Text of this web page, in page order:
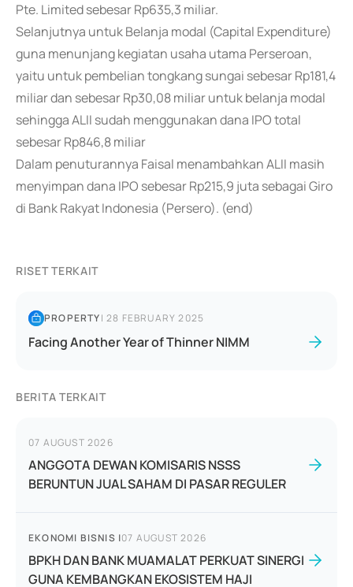
Pte. Limited sebesar Rp635,3 miliar.
Selanjutnya untuk Belanja modal (Capital Expenditure)
guna menunjang kegiatan usaha utama Perseroan,
yaitu untuk pembelian tongkang sungai sebesar Rp181,4
miliar dan sebesar Rp30,08 miliar untuk belanja modal
sehingga ALII sudah menggunakan dana IPO total
sebesar Rp846,8 miliar
Dalam penuturannya Faisal menambahkan ALII masih
menyimpan dana IPO sebesar Rp215,9 juta sebagai Giro
di Bank Rakyat Indonesia (Persero). (end)
RISET TERKAIT
PROPERTY|28 FEBRUARY 2025
Facing Another Year of Thinner NIMM
BERITA TERKAIT
07 AUGUST 2026
ANGGOTA DEWAN KOMISARIS NSSS
BERUNTUN JUAL SAHAM DI PASAR REGULER
EKONOMI BISNIS |07 AUGUST 2026
BPKH DAN BANK MUAMALAT PERKUAT SINERGI
GUNA KEMBANGKAN EKOSISTEM HAJI